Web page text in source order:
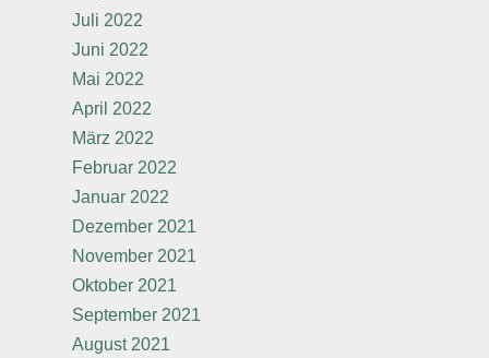
Juli 2022
Juni 2022
Mai 2022
April 2022
März 2022
Februar 2022
Januar 2022
Dezember 2021
November 2021
Oktober 2021
September 2021
August 2021